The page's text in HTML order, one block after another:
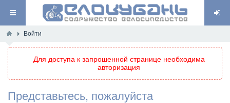
Войти
Для доступа к запрошенной странице необходима
авторизация
Представьтесь, пожалуйста